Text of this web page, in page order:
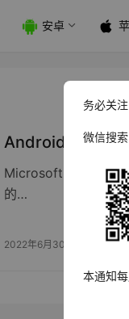
安卓
Android
Microsoft 365
的…
2022年6月30日
务必关
微信搜
本通知